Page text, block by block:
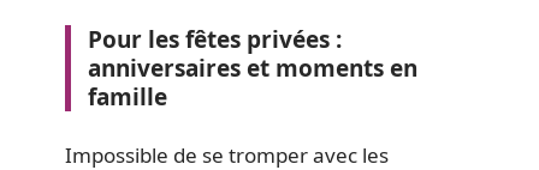
Pour les fêtes privées :
anniversaires et moments en
famille
Impossible de se tromper avec les